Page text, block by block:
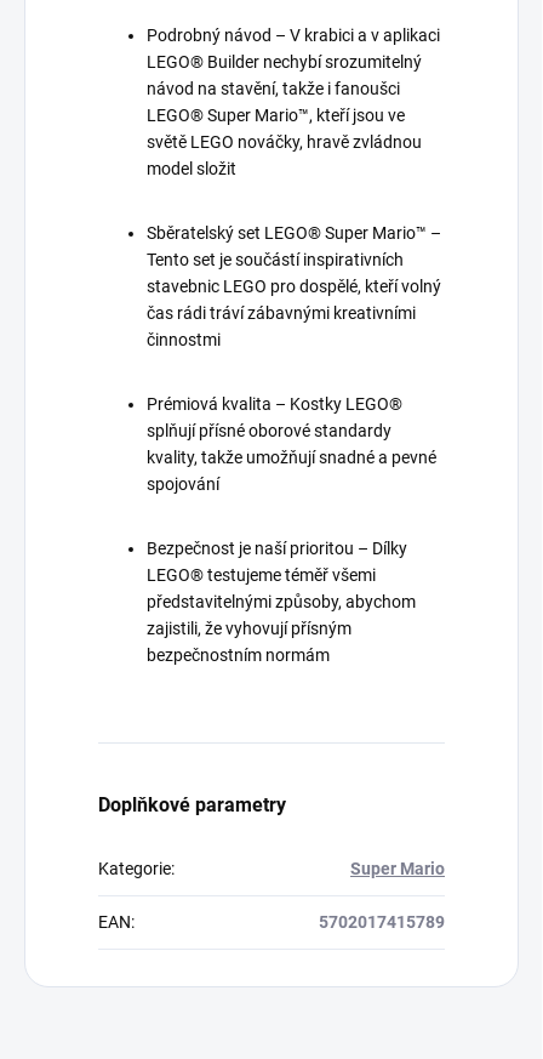
Podrobný návod – V krabici a v aplikaci
LEGO® Builder nechybí srozumitelný
návod na stavění, takže i fanoušci
LEGO® Super Mario™, kteří jsou ve
světě LEGO nováčky, hravě zvládnou
model složit
Sběratelský set LEGO® Super Mario™ –
Tento set je součástí inspirativních
stavebnic LEGO pro dospělé, kteří volný
čas rádi tráví zábavnými kreativními
činnostmi
Prémiová kvalita – Kostky LEGO®
splňují přísné oborové standardy
kvality, takže umožňují snadné a pevné
spojování
Bezpečnost je naší prioritou – Dílky
LEGO® testujeme téměř všemi
představitelnými způsoby, abychom
zajistili, že vyhovují přísným
bezpečnostním normám
Doplňkové parametry
Kategorie: Super Mario
EAN: 5702017415789